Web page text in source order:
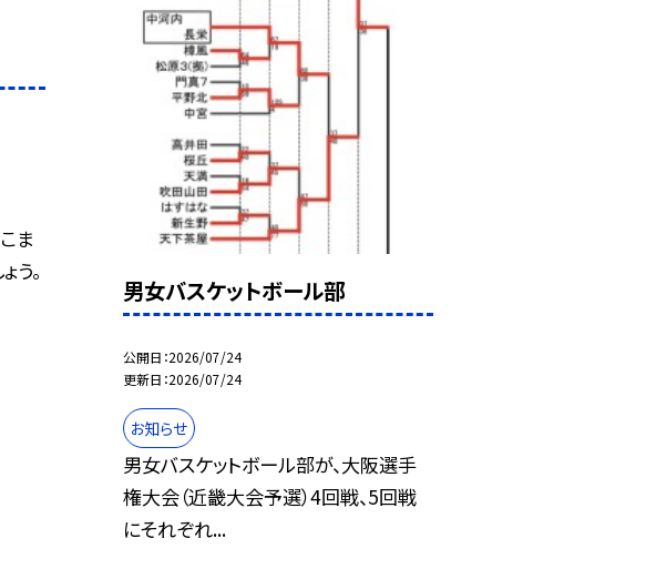
ま
。
男女バスケットボール部
公開日 2026/07/24
更新日 2026/07/24
お知らせ
男女バスケットボール部が、大阪選手
権大会（近畿大会予選）4回戦、5回戦
にそれぞれ...